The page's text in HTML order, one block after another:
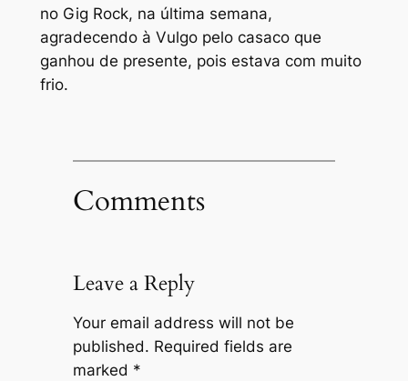
no Gig Rock, na última semana,
agradecendo à Vulgo pelo casaco que
ganhou de presente, pois estava com muito
frio.
Comments
Leave a Reply
Your email address will not be
published. Required fields are
marked *